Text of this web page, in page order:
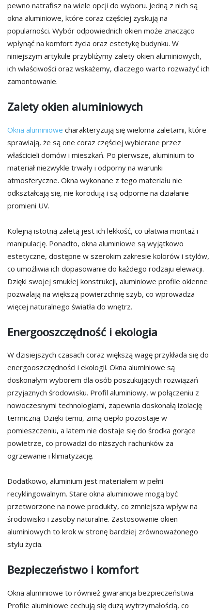
pewno natrafisz na wiele opcji do wyboru. Jedną z nich są
okna aluminiowe, które coraz częściej zyskują na
popularności. Wybór odpowiednich okien może znacząco
wpłynąć na komfort życia oraz estetykę budynku. W
niniejszym artykule przybliżymy zalety okien aluminiowych,
ich właściwości oraz wskażemy, dlaczego warto rozważyć ich
zamontowanie.
Zalety okien aluminiowych
Okna aluminiowe charakteryzują się wieloma zaletami, które
sprawiają, że są one coraz częściej wybierane przez
właścicieli domów i mieszkań. Po pierwsze, aluminium to
materiał niezwykle trwały i odporny na warunki
atmosferyczne. Okna wykonane z tego materiału nie
odkształcają się, nie korodują i są odporne na działanie
promieni UV.
Kolejną istotną zaletą jest ich lekkość, co ułatwia montaż i
manipulację. Ponadto, okna aluminiowe są wyjątkowo
estetyczne, dostępne w szerokim zakresie kolorów i stylów,
co umożliwia ich dopasowanie do każdego rodzaju elewacji.
Dzięki swojej smukłej konstrukcji, aluminiowe profile okienne
pozwalają na większą powierzchnię szyb, co wprowadza
więcej naturalnego światła do wnętrz.
Energooszczędność i ekologia
W dzisiejszych czasach coraz większą wagę przykłada się do
energooszczędności i ekologii. Okna aluminiowe są
doskonałym wyborem dla osób poszukujących rozwiązań
przyjaznych środowisku. Profil aluminiowy, w połączeniu z
nowoczesnymi technologiami, zapewnia doskonałą izolację
termiczną. Dzięki temu, zimą ciepło pozostaje w
pomieszczeniu, a latem nie dostaje się do środka gorące
powietrze, co prowadzi do niższych rachunków za
ogrzewanie i klimatyzację.
Dodatkowo, aluminium jest materiałem w pełni
recyklingowalnym. Stare okna aluminiowe mogą być
przetworzone na nowe produkty, co zmniejsza wpływ na
środowisko i zasoby naturalne. Zastosowanie okien
aluminiowych to krok w stronę bardziej zrównoważonego
stylu życia.
Bezpieczeństwo i komfort
Okna aluminiowe to również gwarancja bezpieczeństwa.
Profile aluminiowe cechują się dużą wytrzymałością, co